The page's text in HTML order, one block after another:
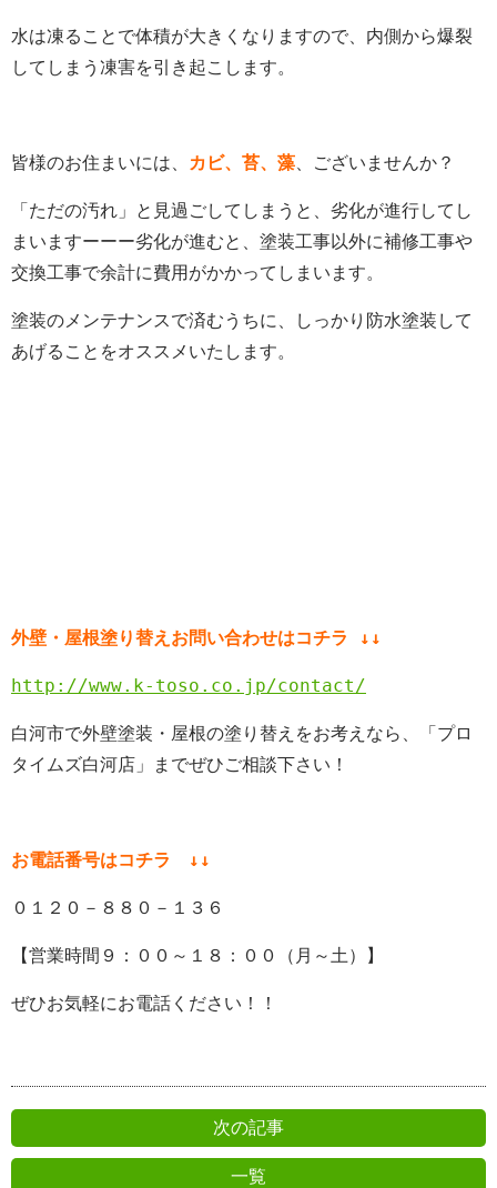
水は凍ることで体積が大きくなりますので、内側から爆裂
してしまう凍害を引き起こします。
皆様のお住まいには、 カビ、苔、藻、ございませんか？
「ただの汚れ」と見過ごしてしまうと、劣化が進行してし
まいますーーー劣化が進むと、塗装工事以外に補修工事や
交換工事で余計に費用がかかってしまいます。
塗装のメンテナンスで済むうちに、しっかり防水塗装して
あげることをオススメいたします。
外壁・屋根塗り替えお問い合わせはコチラ ↓↓
http://www.k-toso.co.jp/contact/
白河市で外壁塗装・屋根の塗り替えをお考えなら、「プロ
タイムズ白河店」までぜひご相談下さい！
お電話番号はコチラ ↓↓
０１２０－８８０－１３６
【営業時間９：００～１８：００（月～土）】
ぜひお気軽にお電話ください！！
次の記事
一覧